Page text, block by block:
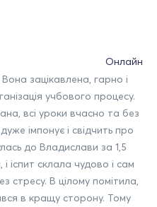
Онлайн
зацікавлена, гарно і
учбового процесу.
всі уроки вчасно та без
імпонує і свідчить про
до Владислави за 1,5
іспит склала чудово і сам
В цілому помітила,
в кращу сторону. Тому